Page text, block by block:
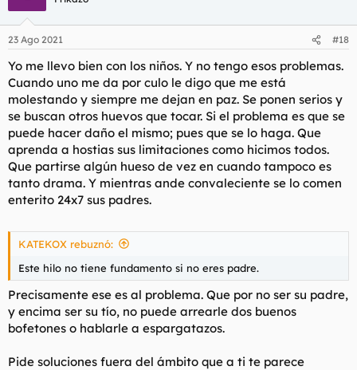
e
:
23 Ago 2021 #18
Yo me llevo bien con los niños. Y no tengo esos problemas.
Cuando uno me da por culo le digo que me está
molestando y siempre me dejan en paz. Se ponen serios y
se buscan otros huevos que tocar. Si el problema es que se
puede hacer daño el mismo; pues que se lo haga. Que
aprenda a hostias sus limitaciones como hicimos todos.
Que partirse algún hueso de vez en cuando tampoco es
tanto drama. Y mientras ande convaleciente se lo comen
enterito 24x7 sus padres.
KATEKOX rebuznó:
Este hilo no tiene fundamento si no eres padre.
Precisamente ese es al problema. Que por no ser su padre,
y encima ser su tío, no puede arrearle dos buenos
bofetones o hablarle a espargatazos.
Pide soluciones fuera del ámbito que a ti te parece